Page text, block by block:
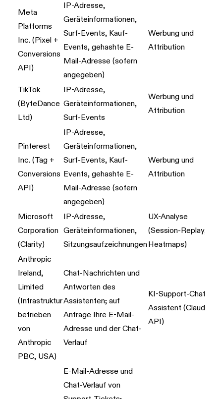
Meta
Platforms
Inc. (Pixel +
Conversions
API)
IP-Adresse,
Geräteinformationen,
Surf-Events, Kauf-
Events, gehashte E-
Mail-Adresse (sofern
angegeben)
Werbung und
Attribution
TikTok
(ByteDance
Ltd)
IP-Adresse,
Geräteinformationen,
Surf-Events
Werbung und
Attribution
Pinterest
Inc. (Tag +
Conversions
API)
IP-Adresse,
Geräteinformationen,
Surf-Events, Kauf-
Events, gehashte E-
Mail-Adresse (sofern
angegeben)
Werbung und
Attribution
Microsoft
Corporation
(Clarity)
IP-Adresse,
Geräteinformationen,
Sitzungsaufzeichnungen
UX-Analyse
(Session-Replay,
Heatmaps)
Anthropic
Ireland,
Limited
(Infrastruktur
betrieben
von
Anthropic
PBC, USA)
Chat-Nachrichten und
Antworten des
Assistenten; auf
Anfrage Ihre E-Mail-
Adresse und der Chat-
Verlauf
KI-Support-Chat-
Assistent (Claude
API)
E-Mail-Adresse und
Chat-Verlauf von